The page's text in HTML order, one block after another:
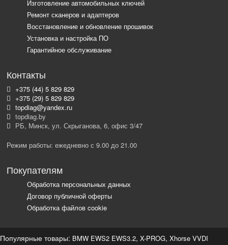
Изготовление автомобильных ключей
Ремонт сканеров и адаптеров
Восстановление и обновление прошивок
Установка и настройка ПО
Гарантийное обслуживание
Контакты
+375 (44) 5 829 829
+375 (29) 5 829 829
topdiag@yandex.ru
topdiag.by
РБ, Минск, ул. Скрыганова, 6, офис 3/47
Режим работы: ежедневно с 9.00 до 21.00
Покупателям
Обработка персональных данных
Договор публичной оферты
Обработка файлов cookie
Популярные товары: BMW EWS2 EWS3.2, X-PROG, Xhorse VVDI